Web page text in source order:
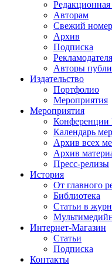
Редакционная
Авторам
Свежий номер
Архив
Подписка
Авторы
Издательство
Портфолио
Мероприятия
Мероприятия
Календарь
Архив всех
Архив
Пресс-релизы
История
От главного
Библиотека
Статьи в
Интернет-Магазин
Статьи
Подписка
Контакты